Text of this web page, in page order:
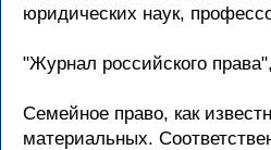
юридических наук,
"Журнал российского
Семейное право, как
материальных.